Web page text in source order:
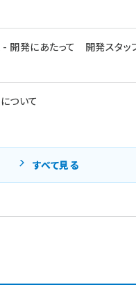
開発にあたって 開発スタッ
ついて
すべて見る